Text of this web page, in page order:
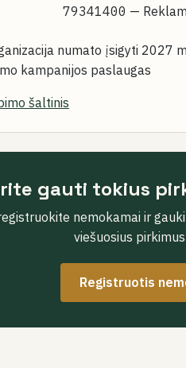
79341400 —
numato įsigyti 2027
kampanijos paslaugas
šaltinis
gauti tokius
nemokamai ir
viešuosius
Registruotis